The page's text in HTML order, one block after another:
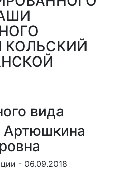
КОЛЬСКИЙ
вида
- 06.09.2018